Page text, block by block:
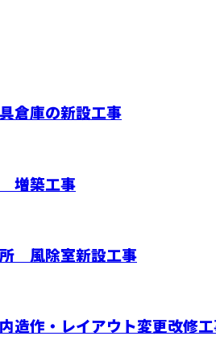
倉庫の新設工事
増築工事
風除室新設工事
造作・レイアウト変更改修